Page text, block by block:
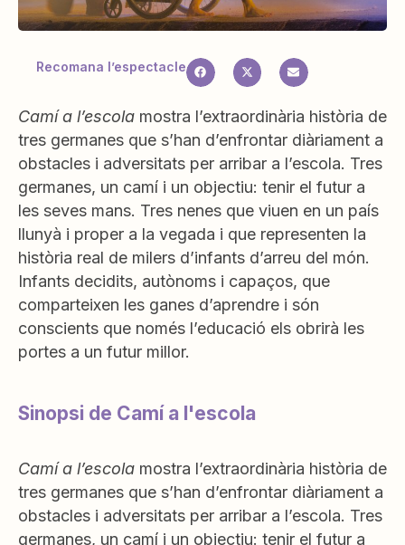
Recomana l’espectacle
Camí a l’escola mostra l’extraordinària història de
tres germanes que s’han d’enfrontar diàriament a
obstacles i adversitats per arribar a l’escola. Tres
germanes, un camí i un objectiu: tenir el futur a
les seves mans. Tres nenes que viuen en un país
llunyà i proper a la vegada i que representen la
història real de milers d’infants d’arreu del món.
Infants decidits, autònoms i capaços, que
comparteixen les ganes d’aprendre i són
conscients que només l’educació els obrirà les
portes a un futur millor.
Sinopsi de Camí a l'escola
Camí a l’escola mostra l’extraordinària història de
tres germanes que s’han d’enfrontar diàriament a
obstacles i adversitats per arribar a l’escola. Tres
germanes, un camí i un objectiu: tenir el futur a